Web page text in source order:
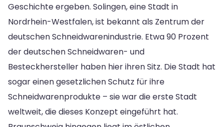
Geschichte ergeben. Solingen, eine Stadt in
Nordrhein-Westfalen, ist bekannt als Zentrum der
deutschen Schneidwarenindustrie. Etwa 90 Prozent
der deutschen Schneidwaren- und
Besteckhersteller haben hier ihren Sitz. Die Stadt hat
sogar einen gesetzlichen Schutz für ihre
Schneidwarenprodukte – sie war die erste Stadt
weltweit, die dieses Konzept eingeführt hat.